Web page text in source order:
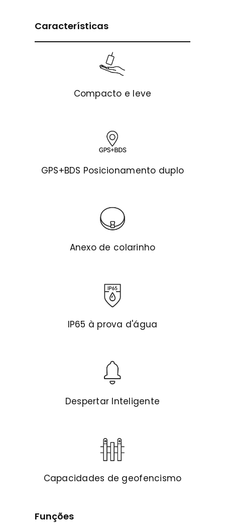
Características
Compacto e leve
GPS+BDS Posicionamento duplo
Anexo de colarinho
IP65 à prova d'água
Despertar Inteligente
Capacidades de geofencismo
Funções